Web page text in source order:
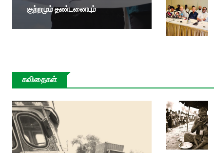
குற்றமும் தண்டனையும்
கவிதைகள்